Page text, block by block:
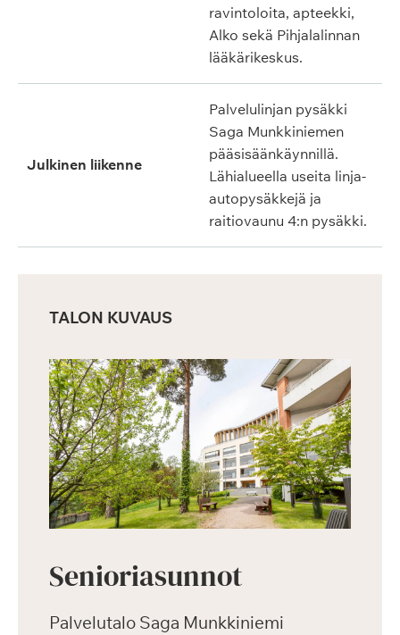
ravintoloita, apteekki,
Alko sekä Pihjalalinnan
lääkärikeskus.
Julkinen liikenne
Palvelulinjan pysäkki
Saga Munkkiniemen
pääsisäänkäynnillä.
Lähialueella useita linja-
autopysäkkejä ja
raitiovaunu 4:n pysäkki.
TALON KUVAUS
Senioriasunnot
Palvelutalo Saga Munkkiniemi